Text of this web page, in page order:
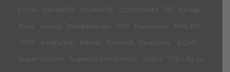
EVGA ' GEMBIRD ' GIGABYTE ' GOODRAM ' GP ' Kodak '
Koss ' maxell ' MediaRange ' MSI ' Panasonic ' PHILIPS '
PNY ' Redragon ' Ritmix ' Rosewill ' SeaSonic ' SONY '
Super Flower ' Superior Electronics ' SVEN ' TDK Life on